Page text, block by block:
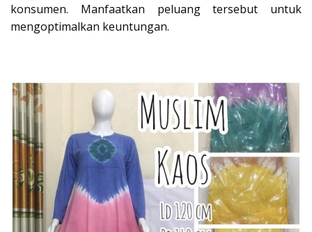
konsumen. Manfaatkan peluang tersebut untuk
mengoptimalkan keuntungan.